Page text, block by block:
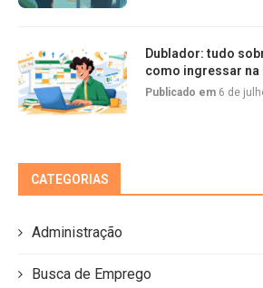
Dublador: tudo
como ingressar na
Publicado em 6 de
CATEGORIAS
Administração
Busca de Emprego